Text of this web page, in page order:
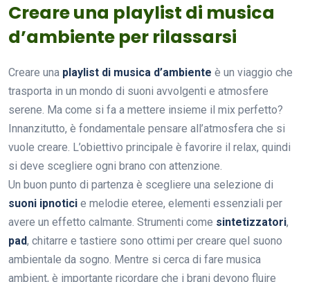
Creare una playlist di musica
d’ambiente per rilassarsi
Creare una playlist di musica d’ambiente è un viaggio che
trasporta in un mondo di suoni avvolgenti e atmosfere
serene. Ma come si fa a mettere insieme il mix perfetto?
Innanzitutto, è fondamentale pensare all’atmosfera che si
vuole creare. L’obiettivo principale è favorire il relax, quindi
si deve scegliere ogni brano con attenzione.
Un buon punto di partenza è scegliere una selezione di
suoni ipnotici e melodie eteree, elementi essenziali per
avere un effetto calmante. Strumenti come sintetizzatori,
pad, chitarre e tastiere sono ottimi per creare quel suono
ambientale da sogno. Mentre si cerca di fare musica
ambient, è importante ricordare che i brani devono fluire